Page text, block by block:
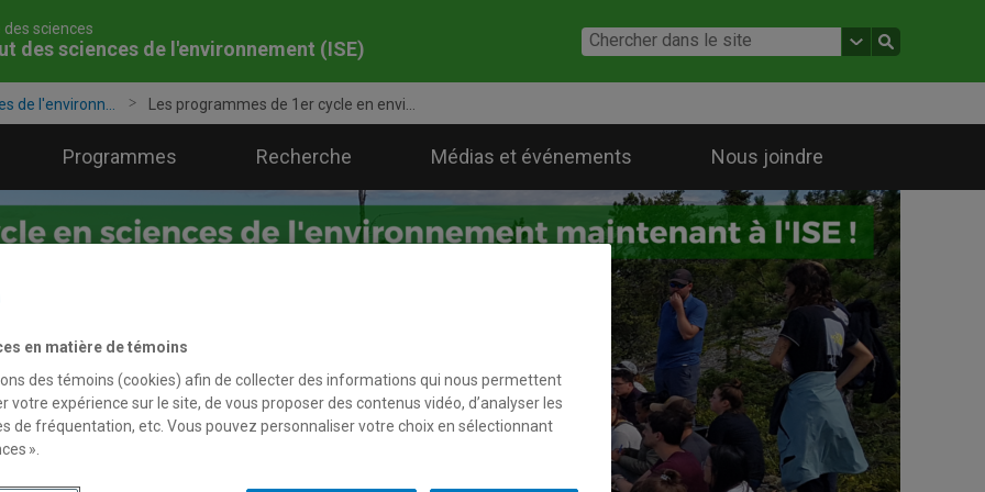
des sciences
des sciences de l'environnement (ISE)
de l'environn... Les programmes de 1er cycle en envi...
Programmes Recherche Médias et événements Nous joindre
en matière de témoins
des témoins (cookies) afin de collecter des informations qui nous permettent
votre expérience sur le site, de vous proposer des contenus vidéo, d’analyser les
de fréquentation, etc. Vous pouvez personnaliser votre choix en sélectionnant
».